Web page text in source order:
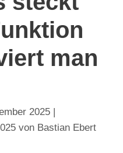
man
2025
von Bastian Ebert